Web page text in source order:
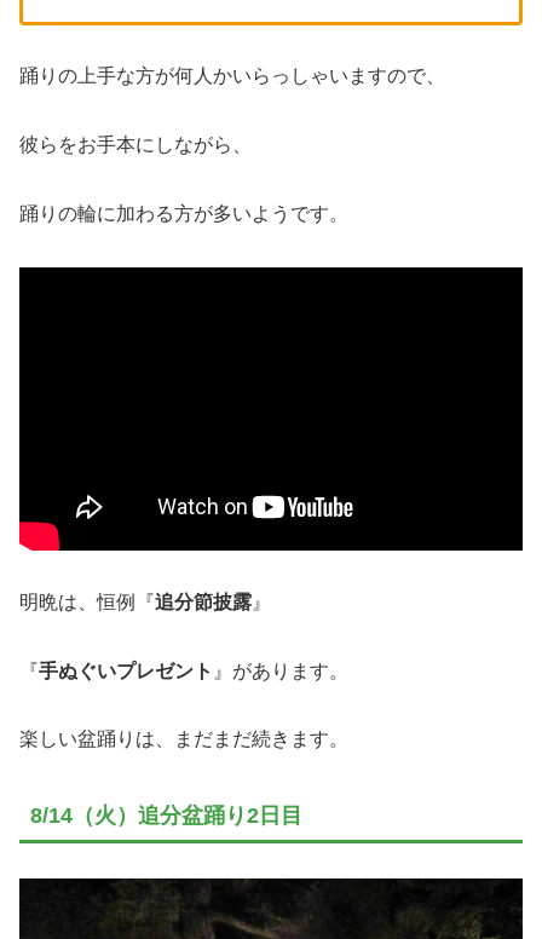
踊りの上手な方が何人かいらっしゃいますので、
彼らをお手本にしながら、
踊りの輪に加わる方が多いようです。
明晩は、恒例『追分節披露 』
『手ぬぐいプレゼント 』があります。
楽しい盆踊りは、まだまだ続きます。
8/14（火）追分盆踊り2日目